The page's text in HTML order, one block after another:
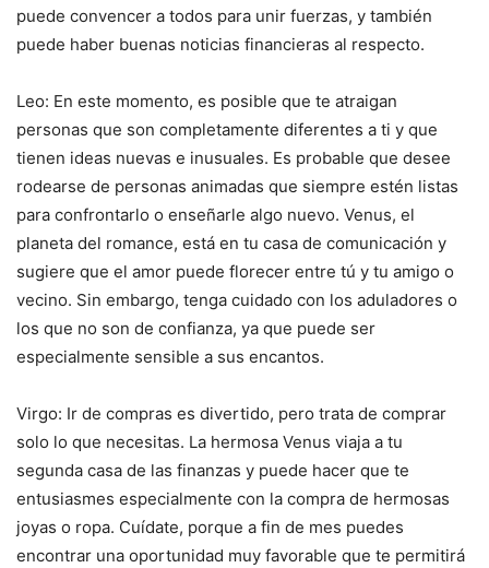
puede convencer a todos para unir fuerzas, y también
puede haber buenas noticias financieras al respecto.
Leo: En este momento, es posible que te atraigan
personas que son completamente diferentes a ti y que
tienen ideas nuevas e inusuales. Es probable que desee
rodearse de personas animadas que siempre estén listas
para confrontarlo o enseñarle algo nuevo. Venus, el
planeta del romance, está en tu casa de comunicación y
sugiere que el amor puede florecer entre tú y tu amigo o
vecino. Sin embargo, tenga cuidado con los aduladores o
los que no son de confianza, ya que puede ser
especialmente sensible a sus encantos.
Virgo: Ir de compras es divertido, pero trata de comprar
solo lo que necesitas. La hermosa Venus viaja a tu
segunda casa de las finanzas y puede hacer que te
entusiasmes especialmente con la compra de hermosas
joyas o ropa. Cuídate, porque a fin de mes puedes
encontrar una oportunidad muy favorable que te permitirá